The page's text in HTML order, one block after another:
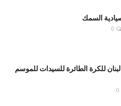
السمك
0
للكرة الطائرة للسيدات للموسم
0